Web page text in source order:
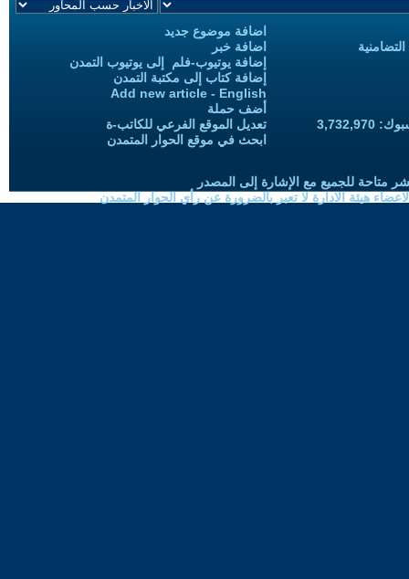
اضافة موضوع جديد
اضافة خبر
إضافة يوتيوب-فلم إلى يوتيوب التمدن
إضافة كتاب إلى مكتبة التمدن
Add new article - English
أضف حملة
تعديل الموقع الفرعي للكاتب-ة
ابحث في موقع الحوار المتمدن
متاحة للجميع مع الإشارة إلى المصدر
هيئة الادارة لا تعبر بالضرورة عن رأي الحوار المتمدن